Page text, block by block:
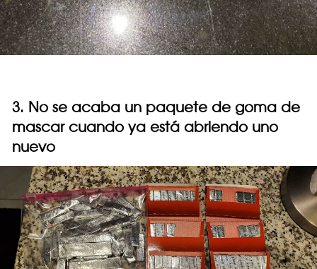
3. No se acaba un paquete de goma de
mascar cuando ya está abriendo uno
nuevo